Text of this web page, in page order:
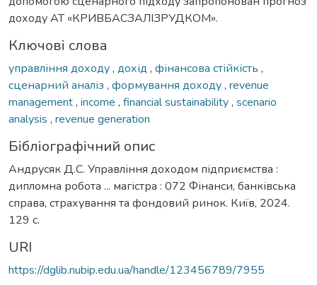
доходу АТ «КРИВБАСЗАЛІЗРУДКОМ».
Ключові слова
управління доходу, дохід , фінансова стійкість ,
сценарний аналіз , формування доходу, revenue
management, income , financial sustainability, scenario
analysis , revenue generation
Бібліографічний опис
Андрусяк Д.С. Управління доходом підприємства :
дипломна робота ... магістра : 072 Фінанси, банківська
справа, страхування та фондовий ринок. Київ, 2024.
129 с.
URI
https://dglib.nubip.edu.ua/handle/123456789/7955